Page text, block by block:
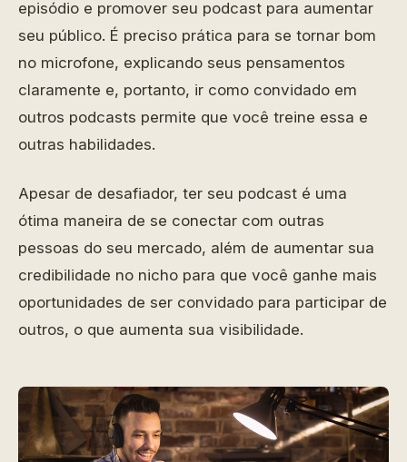
episódio e promover seu podcast para aumentar
seu público. É preciso prática para se tornar bom
no microfone, explicando seus pensamentos
claramente e, portanto, ir como convidado em
outros podcasts permite que você treine essa e
outras habilidades.
Apesar de desafiador, ter seu podcast é uma
ótima maneira de se conectar com outras
pessoas do seu mercado, além de aumentar sua
credibilidade no nicho para que você ganhe mais
oportunidades de ser convidado para participar de
outros, o que aumenta sua visibilidade.